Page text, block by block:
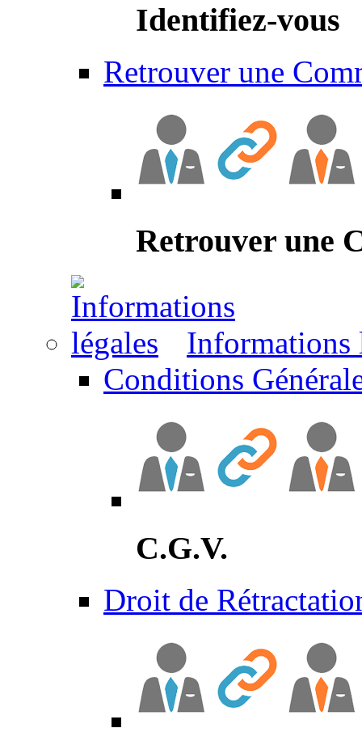
Identifiez-vous
Retrouver une
Retrouver une
Informations
Conditions
C.G.V.
Droit de